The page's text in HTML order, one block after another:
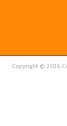
Copyright © 2026